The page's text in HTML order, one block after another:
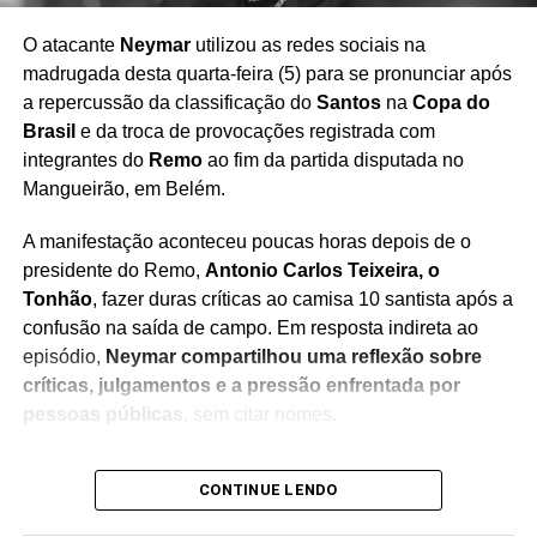
Redação Saiba+
O atacante Neymarutilizou as redes sociais na
madrugada desta quarta-feira (5) para se pronunciar após
a repercussão da classificação do Santosna Copa do
Brasil e da troca de provocações registrada com
integrantes do Remoao fim da partida disputada no
Mangueirão, em Belém.
A manifestação aconteceu poucas horas depois de o
presidente do Remo, Antonio Carlos Teixeira, o
Tonhão, fazer duras críticas ao camisa 10 santista após a
confusão na saída de campo. Em resposta indireta ao
episódio, Neymar compartilhou uma reflexão sobre
críticas, julgamentos e a pressão enfrentada por
pessoas públicas
, sem citar nomes.
Na publicação, o jogador destacou que pessoas em
evidência costumam ser mais lembradas por falhas do
CONTINUE LENDO